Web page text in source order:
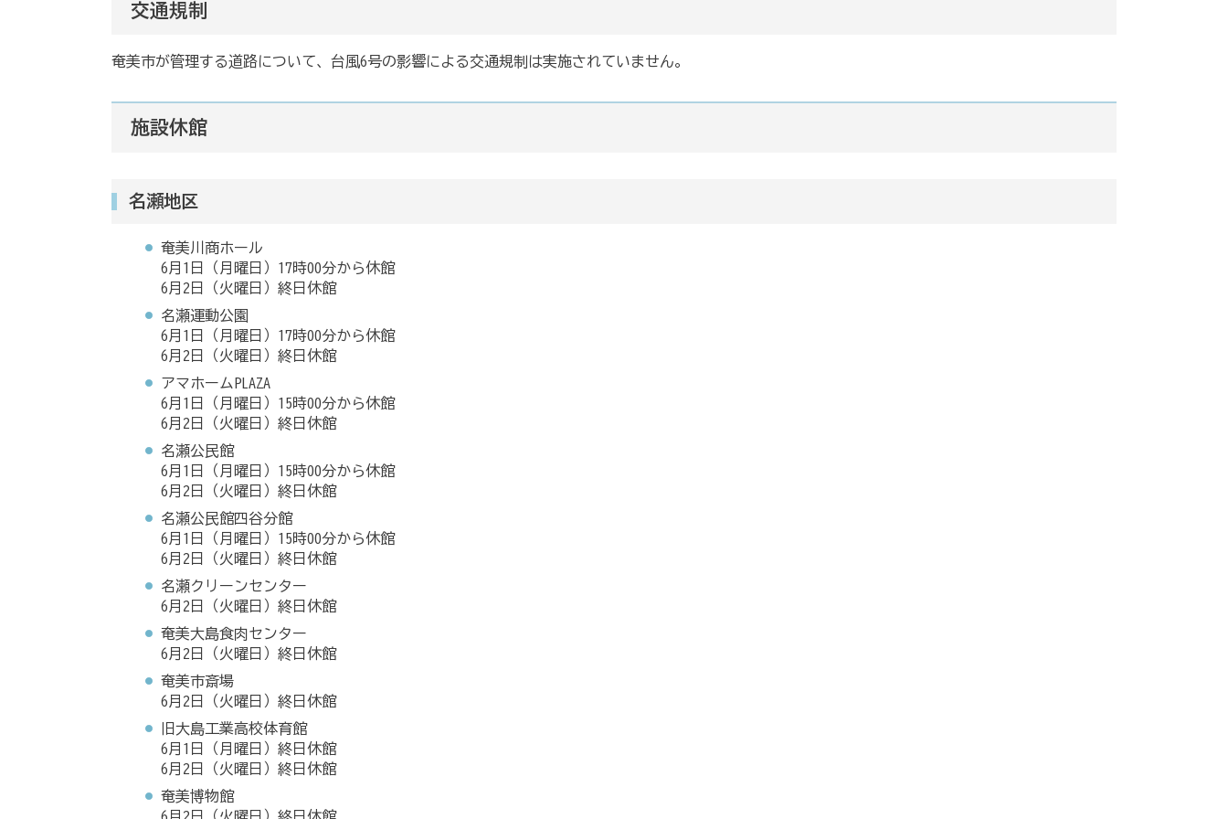
交通規制
奄美市が管理する道路について、台風6号の影響による交通規制は実施されていません。
施設休館
名瀬地区
奄美川商ホール
6月1日（月曜日）17時00分から休館
6月2日（火曜日）終日休館
名瀬運動公園
6月1日（月曜日）17時00分から休館
6月2日（火曜日）終日休館
アマホームPLAZA
6月1日（月曜日）15時00分から休館
6月2日（火曜日）終日休館
名瀬公民館
6月1日（月曜日）15時00分から休館
6月2日（火曜日）終日休館
名瀬公民館四谷分館
6月1日（月曜日）15時00分から休館
6月2日（火曜日）終日休館
名瀬クリーンセンター
6月2日（火曜日）終日休館
奄美大島食肉センター
6月2日（火曜日）終日休館
奄美市斎場
6月2日（火曜日）終日休館
旧大島工業高校体育館
6月1日（月曜日）終日休館
6月2日（火曜日）終日休館
奄美博物館